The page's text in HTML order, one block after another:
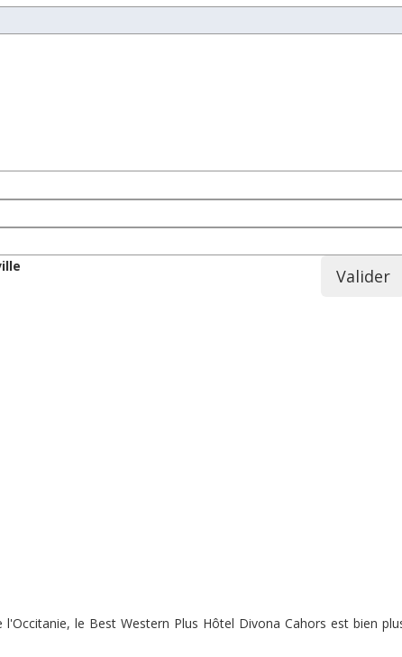
Valider
le Best Western Plus Hôtel Divona Cahors est bien